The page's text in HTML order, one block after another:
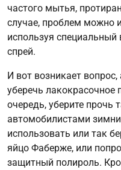
частого мытья,
случае, проблем можно
используя
спрей.
И вот возникает вопрос,
уберечь
очередь, уберите прочь
автомобилистами
использовать или так
яйцо Фаберже, или
защитный полироль.